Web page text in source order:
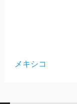
メキシコ